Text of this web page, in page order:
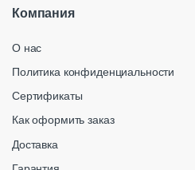
Компания
О нас
Политика конфиденциальности
Сертификаты
Как оформить заказ
Доставка